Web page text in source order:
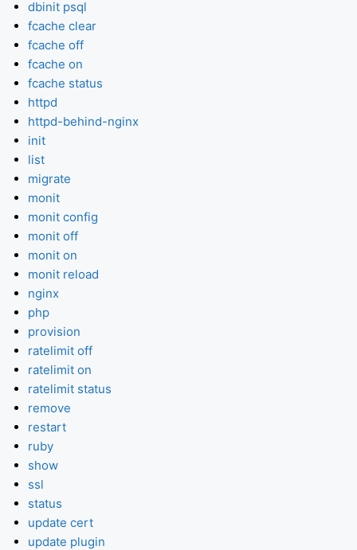
dbinit psql
fcache clear
fcache off
fcache on
fcache status
httpd
httpd-behind-nginx
init
list
migrate
monit
monit config
monit off
monit on
monit reload
nginx
php
provision
ratelimit off
ratelimit on
ratelimit status
remove
restart
ruby
show
ssl
status
update cert
update plugin